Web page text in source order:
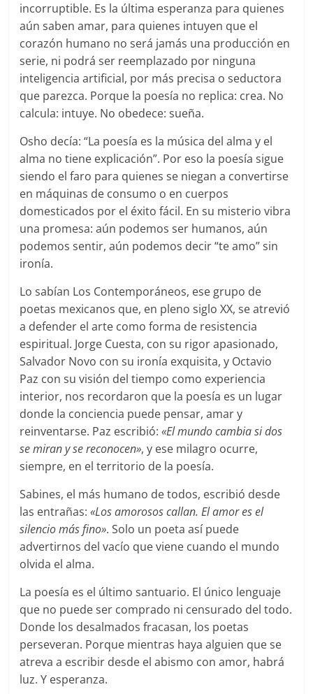
incorruptible. Es la última esperanza para quienes
aún saben amar, para quienes intuyen que el
corazón humano no será jamás una producción en
serie, ni podrá ser reemplazado por ninguna
inteligencia artificial, por más precisa o seductora
que parezca. Porque la poesía no replica: crea. No
calcula: intuye. No obedece: sueña.
Osho decía: “La poesía es la música del alma y el
alma no tiene explicación”. Por eso la poesía sigue
siendo el faro para quienes se niegan a convertirse
en máquinas de consumo o en cuerpos
domesticados por el éxito fácil. En su misterio vibra
una promesa: aún podemos ser humanos, aún
podemos sentir, aún podemos decir “te amo” sin
ironía.
Lo sabían Los Contemporáneos, ese grupo de
poetas mexicanos que, en pleno siglo XX, se atrevió
a defender el arte como forma de resistencia
espiritual. Jorge Cuesta, con su rigor apasionado,
Salvador Novo con su ironía exquisita, y Octavio
Paz con su visión del tiempo como experiencia
interior, nos recordaron que la poesía es un lugar
donde la conciencia puede pensar, amar y
reinventarse. Paz escribió:«El mundo cambia si dos
se miran y se reconocen», y ese milagro ocurre,
siempre, en el territorio de la poesía.
Sabines, el más humano de todos, escribió desde
las entrañas:«Los amorosos callan. El amor es el
silencio más fino». Solo un poeta así puede
advertirnos del vacío que viene cuando el mundo
olvida el alma.
La poesía es el último santuario. El único lenguaje
que no puede ser comprado ni censurado del todo.
Donde los desalmados fracasan, los poetas
perseveran. Porque mientras haya alguien que se
atreva a escribir desde el abismo con amor, habrá
luz. Y esperanza.